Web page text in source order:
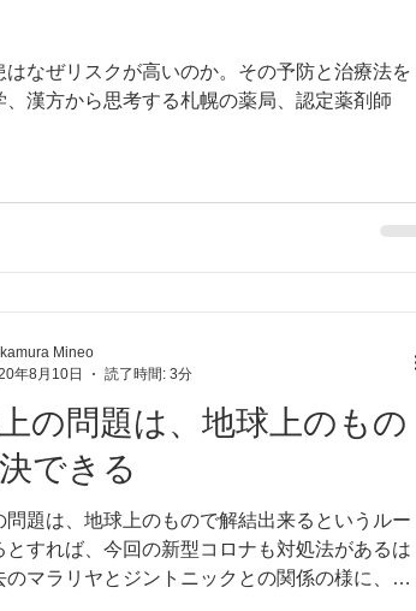
はなぜリスクが高いのか。その予防と治療法を
、漢方から思考する札幌の薬局、認定薬剤師
の問題は、地球上のもの
できる
問題は、地球上のもので解結出来るというルー
とすれば、今回の新型コロナも対処法があるは
のマラリヤとジントニックとの関係の様に、漢
Mineo
年8月10日
読了時間: 3分